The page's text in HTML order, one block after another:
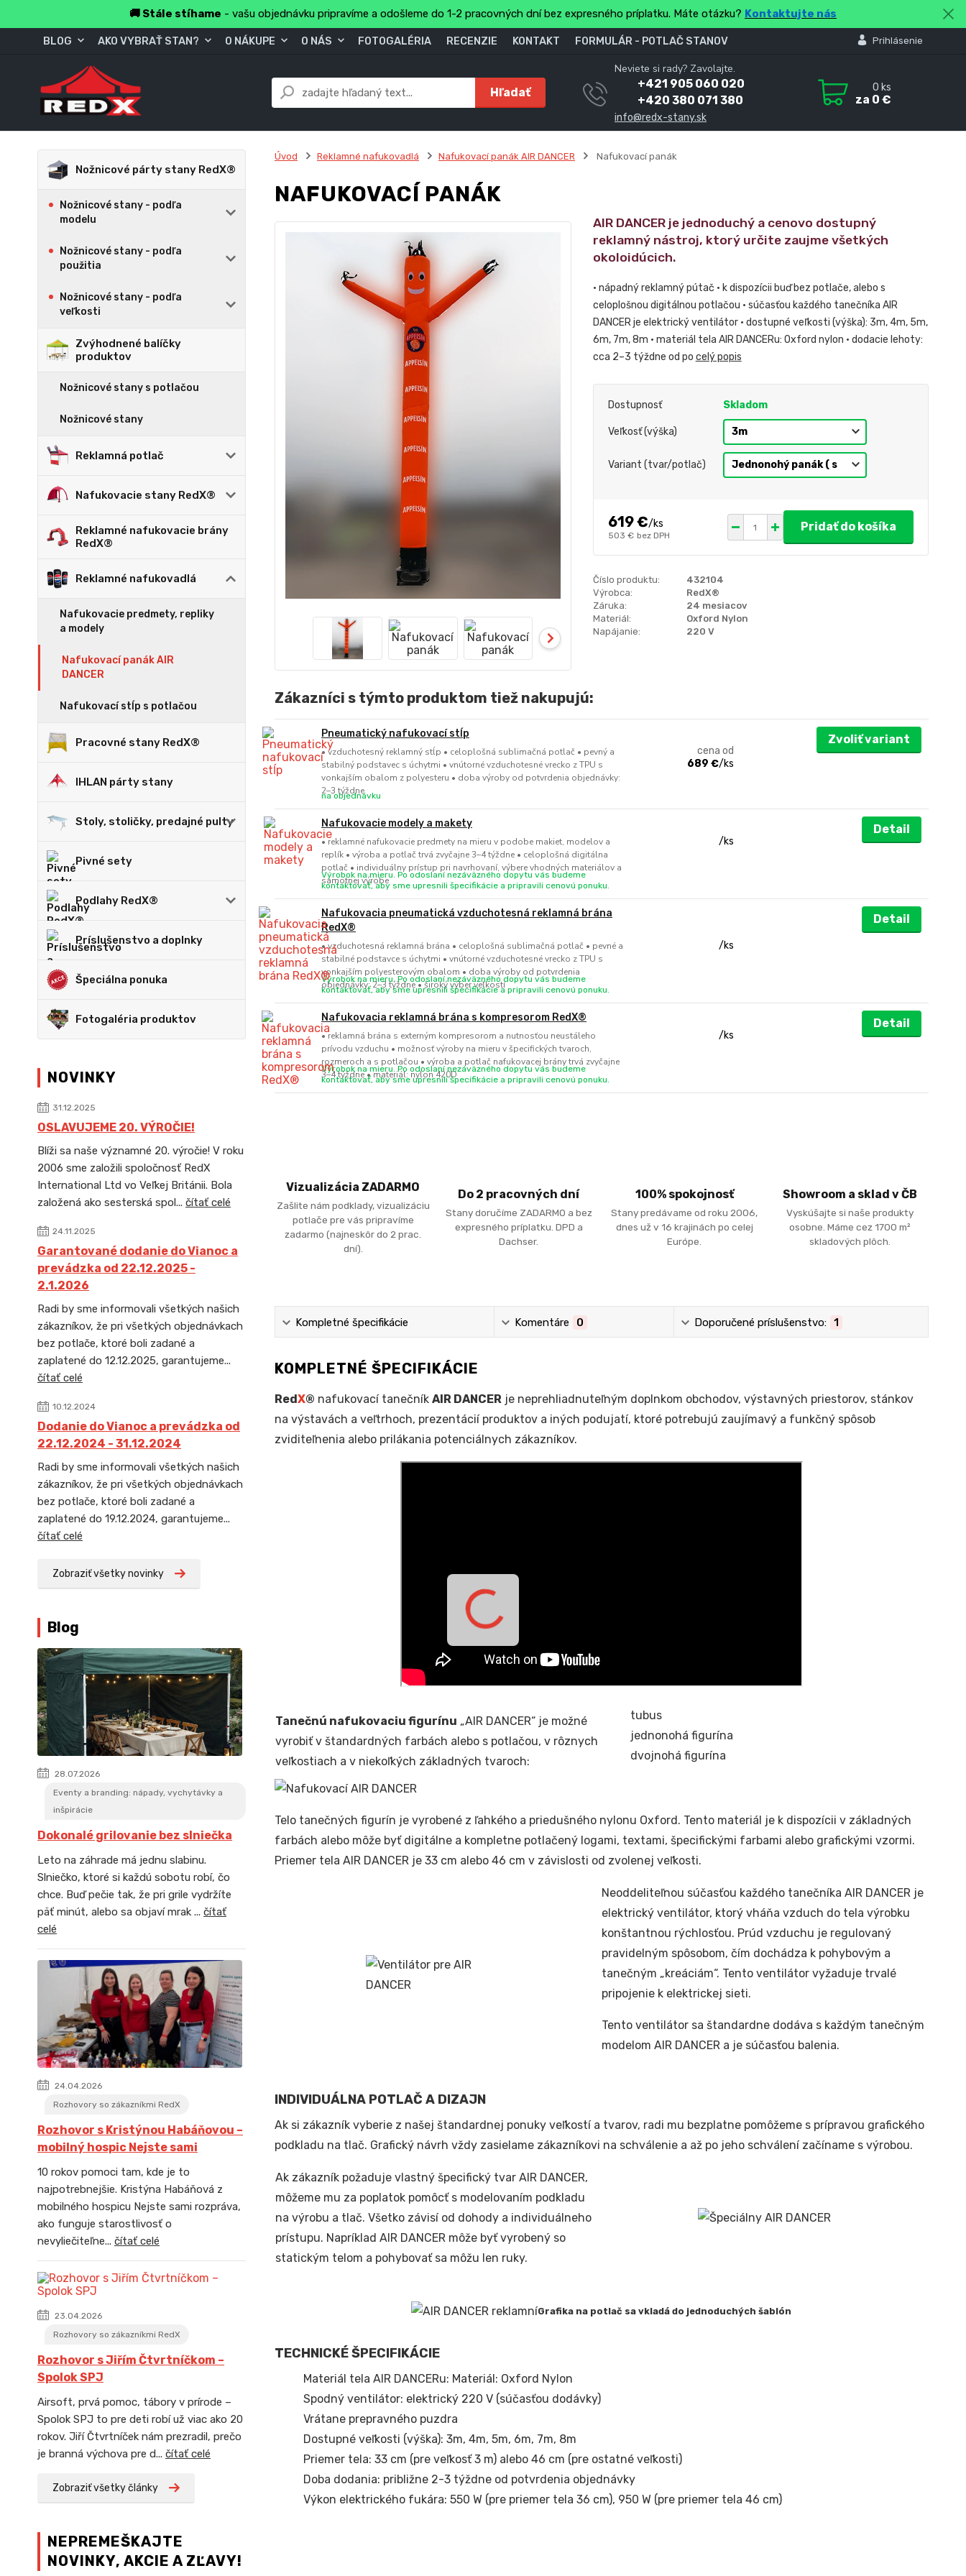
🚚 Stále stíhame - vašu objednávku pripravíme a odošleme do 1-2 pracovných dní bez expresného príplatku. Máte otázku? Kontaktujte nás
BLOG AKO VYBRAŤ STAN? O NÁKUPE O NÁS FOTOGALÉRIA RECENZIE KONTAKT FORMULÁR - POTLAČ STANOV Prihlásenie
Hľadať
Neviete si rady? Zavolajte.
+421 905 060 020
+420 380 071 380
info@redx-stany.sk
0 ks
za 0 €
Nožnicové párty stany RedX®
Nožnicové stany - podľa
modelu
Nožnicové stany - podľa
použitia
Nožnicové stany - podľa
veľkosti
Zvýhodnené balíčky
produktov
Nožnicové stany s potlačou
Nožnicové stany
Reklamná potlač
Nafukovacie stany RedX®
Reklamné nafukovacie brány
RedX®
Reklamné nafukovadlá
Nafukovacie predmety, repliky
a modely
Nafukovací panák AIR
DANCER
Nafukovací stĺp s potlačou
Pracovné stany RedX®
IHLAN párty stany
Stoly, stoličky, predajné pulty
Pivné sety
Podlahy RedX®
Príslušenstvo a doplnky
Špeciálna ponuka
Fotogaléria produktov
NOVINKY
31.12.2025
OSLAVUJEME 20. VÝROČIE!
Blíži sa naše významné 20. výročie! V roku
2006 sme založili spoločnosť RedX
International Ltd vo Veľkej Británii. Bola
založená ako sesterská spol... čítať celé
24.11.2025
Garantované dodanie do Vianoc a
prevádzka od 22.12.2025 -
2.1.2026
Radi by sme informovali všetkých našich
zákazníkov, že pri všetkých objednávkach
bez potlače, ktoré boli zadané a
zaplatené do 12.12.2025, garantujeme...
čítať celé
10.12.2024
Dodanie do Vianoc a prevádzka od
22.12.2024 - 31.12.2024
Radi by sme informovali všetkých našich
zákazníkov, že pri všetkých objednávkach
bez potlače, ktoré boli zadané a
zaplatené do 19.12.2024, garantujeme...
čítať celé
Zobraziť všetky novinky
Blog
28.07.2026
Eventy a branding: nápady, vychytávky a
inšpirácie
Dokonalé grilovanie bez slniečka
Leto na záhrade má jednu slabinu.
Slniečko, ktoré si každú sobotu robí, čo
chce. Buď pečie tak, že pri grile vydržíte
päť minút, alebo sa objaví mrak ... čítať
celé
24.04.2026
Rozhovory so zákazníkmi RedX
Rozhovor s Kristýnou Habáňovou –
mobilný hospic Nejste sami
10 rokov pomoci tam, kde je to
najpotrebnejšie. Kristýna Habáňová z
mobilného hospicu Nejste sami rozpráva,
ako funguje starostlivosť o
nevyliečiteľne... čítať celé
23.04.2026
Rozhovory so zákazníkmi RedX
Rozhovor s Jiřím Čtvrtníčkom –
Spolok SPJ
Airsoft, prvá pomoc, tábory v prírode –
Spolok SPJ to pre deti robí už viac ako 20
rokov. Jiří Čtvrtníček nám prezradil, prečo
je branná výchova pre d... čítať celé
Zobraziť všetky články
NEPREMEŠKAJTE
NOVINKY, AKCIE A ZĽAVY!
Úvod Reklamné nafukovadlá Nafukovací panák AIR DANCER Nafukovací panák
NAFUKOVACÍ PANÁK
AIR DANCER je jednoduchý a cenovo dostupný
reklamný nástroj, ktorý určite zaujme všetkých
okoloidúcich.
• nápadný reklamný pútač • k dispozícii buď bez potlače, alebo s
celoplošnou digitálnou potlačou • súčasťou každého tanečníka AIR
DANCER je elektrický ventilátor • dostupné veľkosti (výška): 3m, 4m, 5m,
6m, 7m, 8m • materiál tela AIR DANCERu: Oxford nylon • dodacie lehoty:
cca 2–3 týždne od po celý popis
Dostupnosť Skladom
Veľkosť (výška)
Variant (tvar/potlač)
619 €/ks
503 € bez DPH
Pridať do košíka
Číslo produktu:
432104
Výrobca:
RedX®
Záruka:
24 mesiacov
Materiál:
Oxford Nylon
Napájanie:
220 V
Zákazníci s týmto produktom tiež nakupujú:
Pneumatický nafukovací stĺp
• vzduchotesný reklamný stĺp • celoplošná sublimačná potlač • pevný a
stabilný podstavec s úchytmi • vnútorné vzduchotesné vrecko z TPU s
vonkajším obalom z polyesteru • doba výroby od potvrdenia objednávky:
2–3 týždne
cena od
689 €/ks
na objednávku
Zvoliť variant
Nafukovacie modely a makety
• reklamné nafukovacie predmety na mieru v podobe makiet, modelov a
replík • výroba a potlač trvá zvyčajne 3–4 týždne • celoplošná digitálna
potlač • individuálny prístup pri navrhovaní, výbere vhodných materiálov a
samotnej výrobe
/ks
Výrobok na mieru. Po odoslaní nezáväzného dopytu vás budeme
kontaktovať, aby sme upresnili špecifikácie a pripravili cenovú ponuku.
Detail
Nafukovacia pneumatická vzduchotesná reklamná brána
RedX®
• vzduchotesná reklamná brána • celoplošná sublimačná potlač • pevné a
stabilné podstavce s úchytmi • vnútorné vzduchotesné vrecko z TPU s
vonkajším polyesterovým obalom • doba výroby od potvrdenia
objednávky: 2–3 týždne • široký výber veľkostí
/ks
Výrobok na mieru. Po odoslaní nezáväzného dopytu vás budeme
kontaktovať, aby sme upresnili špecifikácie a pripravili cenovú ponuku.
Detail
Nafukovacia reklamná brána s kompresorom RedX®
• reklamná brána s externým kompresorom a nutnosťou neustáleho
prívodu vzduchu • možnosť výroby na mieru v špecifických tvaroch,
rozmeroch a s potlačou • výroba a potlač nafukovacej brány trvá zvyčajne
3–4 týždne • materiál: nylon 420D
/ks
Výrobok na mieru. Po odoslaní nezáväzného dopytu vás budeme
kontaktovať, aby sme upresnili špecifikácie a pripravili cenovú ponuku.
Detail
Vizualizácia ZADARMO
Zašlite nám podklady, vizualizáciu
potlače pre vás pripravíme
zadarmo (najneskôr do 2 prac.
dní).
Do 2 pracovných dní
Stany doručíme ZADARMO a bez
expresného príplatku. DPD a
Dachser.
100% spokojnosť
Stany predávame od roku 2006,
dnes už v 16 krajinách po celej
Európe.
Showroom a sklad v ČB
Vyskúšajte si naše produkty
osobne. Máme cez 1700 m²
skladových plôch.
Kompletné špecifikácie Komentáre 0 Doporučené príslušenstvo: 1
KOMPLETNÉ ŠPECIFIKÁCIE
RedX® nafukovací tanečník AIR DANCERje neprehliadnuteľným doplnkom obchodov, výstavných priestorov, stánkov
na výstavách a veľtrhoch, prezentácií produktov a iných podujatí, ktoré potrebujú zaujímavý a funkčný spôsob
zviditeľnenia alebo prilákania potenciálnych zákazníkov.
Tanečnú nafukovaciu figurínu „AIR DANCER“ je možné
vyrobiť v štandardných farbách alebo s potlačou, v rôznych
veľkostiach a v niekoľkých základných tvaroch:
tubus
jednonohá figurína
dvojnohá figurína
Telo tanečných figurín je vyrobené z ľahkého a priedušného nylonu Oxford. Tento materiál je k dispozícii v základných
farbách alebo môže byť digitálne a kompletne potlačený logami, textami, špecifickými farbami alebo grafickými vzormi.
Priemer tela AIR DANCER je 33 cm alebo 46 cm v závislosti od zvolenej veľkosti.
Neoddeliteľnou súčasťou každého tanečníka AIR DANCER je
elektrický ventilátor, ktorý vháňa vzduch do tela výrobku
konštantnou rýchlosťou. Prúd vzduchu je regulovaný
pravidelným spôsobom, čím dochádza k pohybovým a
tanečným „kreáciám“. Tento ventilátor vyžaduje trvalé
pripojenie k elektrickej sieti.
Tento ventilátor sa štandardne dodáva s každým tanečným
modelom AIR DANCER a je súčasťou balenia.
INDIVIDUÁLNA POTLAČ A DIZAJN
Ak si zákazník vyberie z našej štandardnej ponuky veľkostí a tvarov, radi mu bezplatne pomôžeme s prípravou grafického
podkladu na tlač. Grafický návrh vždy zasielame zákazníkovi na schválenie a až po jeho schválení začíname s výrobou.
Ak zákazník požaduje vlastný špecifický tvar AIR DANCER,
môžeme mu za poplatok pomôcť s modelovaním podkladu
na výrobu a tlač. Všetko závisí od dohody a individuálneho
prístupu. Napríklad AIR DANCER môže byť vyrobený so
statickým telom a pohybovať sa môžu len ruky.
Grafika na potlač sa vkladá do jednoduchých šablón
TECHNICKÉ ŠPECIFIKÁCIE
Materiál tela AIR DANCERu: Materiál: Oxford Nylon
Spodný ventilátor: elektrický 220 V (súčasťou dodávky)
Vrátane prepravného puzdra
Dostupné veľkosti (výška): 3m, 4m, 5m, 6m, 7m, 8m
Priemer tela: 33 cm (pre veľkosť 3 m) alebo 46 cm (pre ostatné veľkosti)
Doba dodania: približne 2-3 týždne od potvrdenia objednávky
Výkon elektrického fukára: 550 W (pre priemer tela 36 cm), 950 W (pre priemer tela 46 cm)